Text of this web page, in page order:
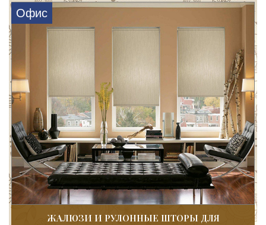
Офис
ЖАЛЮЗИ И РУЛОННЫЕ ШТОРЫ ДЛЯ